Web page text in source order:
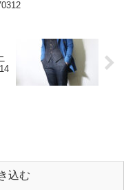
込む